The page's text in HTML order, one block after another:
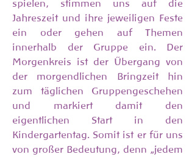
spielen, stimmen uns auf die
Jahreszeit und ihre jeweiligen Feste
ein oder gehen auf Themen
innerhalb der Gruppe ein. Der
Morgenkreis ist der Übergang von
der morgendlichen Bringzeit hin
zum täglichen Gruppengeschehen
und markiert damit den
eigentlichen Start in den
Kindergartentag. Somit ist er für uns
von großer Bedeutung, denn „jedem